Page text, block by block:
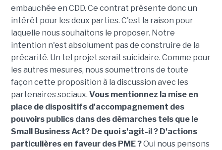
embauchée en CDD. Ce contrat présente donc un
intérêt pour les deux parties. C'est la raison pour
laquelle nous souhaitons le proposer. Notre
intention n'est absolument pas de construire de la
précarité. Un tel projet serait suicidaire. Comme pour
les autres mesures, nous soumettrons de toute
façon cette proposition à la discussion avec les
partenaires sociaux. Vous mentionnez la mise en
place de dispositifs d'accompagnement des
pouvoirs publics dans des démarches tels que le
Small Business Act? De quoi s'agit-il ? D'actions
particulières en faveur des PME ?Oui nous pensons